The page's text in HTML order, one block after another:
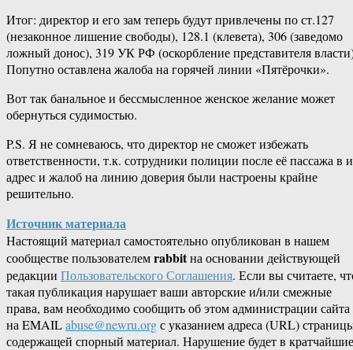
Итог: директор и его зам теперь будут привлечены по ст.127
(незаконное лишение свободы), 128.1 (клевета), 306 (заведомо
ложный донос), 319 УК РФ (оскорбление представителя
Попутно оставлена жалоба на горячей линии «Пятёрочки».
Вот так банальное и бессмысленное женское желание может
обернуться судимостью.
P.S. Я не сомневаюсь, что директор не сможет избежать
ответственности, т.к. сотрудники полиции после её пассажа в
адрес и жалоб на линию доверия были настроены крайне
решительно.
Источник материала
Настоящий материал самостоятельно опубликован в нашем
сообществе пользователемrabbitна основании действующей
редакции Пользовательского Соглашения. Если вы считаете,
такая публикация нарушает ваши авторские и/или смежные
права, вам необходимо сообщить об этом администрации сайта
на EMAILabuse@newru.orgс указанием адреса (URL)
содержащей спорный материал. Нарушение будет в кратчайшие